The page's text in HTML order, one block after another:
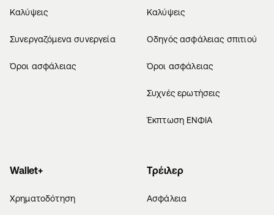
Καλύψεις
Συνεργαζόμενα συνεργεία
Όροι ασφάλειας
Καλύψεις
Οδηγός ασφάλειας σπιτιού
Όροι ασφάλειας
Συχνές ερωτήσεις
Έκπτωση ΕΝΦΙΑ
Wallet+
Χρηματοδότηση
Τρέιλερ
Ασφάλεια